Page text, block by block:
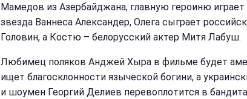
Мамедов из Азербайджана, главную героиню играет
звезда Ваннеса Александер, Олега сыграет
Головин, а Костю – белорусский актер Митя Лабуш.
Любимец поляков Анджей Хыра в фильме будет
ищет благосклонности языческой богини, а
и шоумен Георгий Делиев перевоплотится в